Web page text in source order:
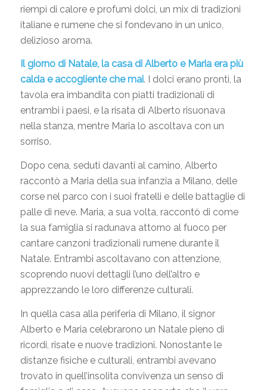
riempì di calore e profumi dolci, un mix di tradizioni
italiane e rumene che si fondevano in un unico,
delizioso aroma.
Il giorno di Natale, la casa di Alberto e Maria era più
calda e accogliente che mai. I dolci erano pronti, la
tavola era imbandita con piatti tradizionali di
entrambi i paesi, e la risata di Alberto risuonava
nella stanza, mentre Maria lo ascoltava con un
sorriso.
Dopo cena, seduti davanti al camino, Alberto
raccontò a Maria della sua infanzia a Milano, delle
corse nel parco con i suoi fratelli e delle battaglie di
palle di neve. Maria, a sua volta, raccontò di come
la sua famiglia si radunava attorno al fuoco per
cantare canzoni tradizionali rumene durante il
Natale. Entrambi ascoltavano con attenzione,
scoprendo nuovi dettagli l’uno dell’altro e
apprezzando le loro differenze culturali.
In quella casa alla periferia di Milano, il signor
Alberto e Maria celebrarono un Natale pieno di
ricordi, risate e nuove tradizioni. Nonostante le
distanze fisiche e culturali, entrambi avevano
trovato in quell’insolita convivenza un senso di